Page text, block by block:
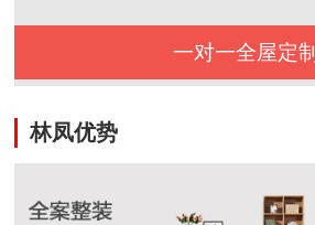
一对一全屋定制
林凤优势